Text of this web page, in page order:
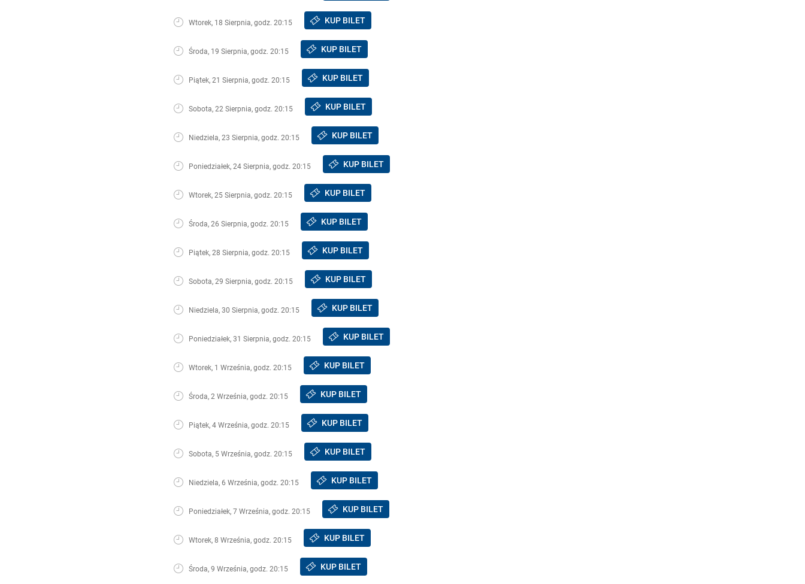
Wtorek, 18 Sierpnia, godz. 20:15 KUP BILET
Środa, 19 Sierpnia, godz. 20:15 KUP BILET
Piątek, 21 Sierpnia, godz. 20:15 KUP BILET
Sobota, 22 Sierpnia, godz. 20:15 KUP BILET
Niedziela, 23 Sierpnia, godz. 20:15 KUP BILET
Poniedziałek, 24 Sierpnia, godz. 20:15 KUP BILET
Wtorek, 25 Sierpnia, godz. 20:15 KUP BILET
Środa, 26 Sierpnia, godz. 20:15 KUP BILET
Piątek, 28 Sierpnia, godz. 20:15 KUP BILET
Sobota, 29 Sierpnia, godz. 20:15 KUP BILET
Niedziela, 30 Sierpnia, godz. 20:15 KUP BILET
Poniedziałek, 31 Sierpnia, godz. 20:15 KUP BILET
Wtorek, 1 Września, godz. 20:15 KUP BILET
Środa, 2 Września, godz. 20:15 KUP BILET
Piątek, 4 Września, godz. 20:15 KUP BILET
Sobota, 5 Września, godz. 20:15 KUP BILET
Niedziela, 6 Września, godz. 20:15 KUP BILET
Poniedziałek, 7 Września, godz. 20:15 KUP BILET
Wtorek, 8 Września, godz. 20:15 KUP BILET
Środa, 9 Września, godz. 20:15 KUP BILET